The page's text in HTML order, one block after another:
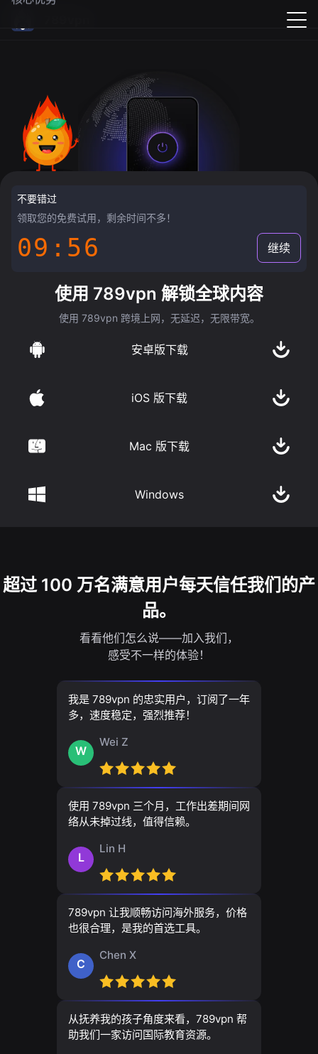
不要错过
领取您的免费试用，剩余时间不多！
09:55 继续
使用 789vpn 解锁全球内容
使用 789vpn 跨境上网，无延迟，无限带宽。
安卓版下载
iOS 版下载
Mac 版下载
Windows
超过 100 万名满意用户每天信任我们的产
品。
看看他们怎么说——加入我们，
感受不一样的体验！
我是 789vpn 的忠实用户，订阅了一年
多，速度稳定，强烈推荐！
W
Wei Z
使用 789vpn 三个月，工作出差期间网
络从未掉过线，值得信赖。
L
Lin H
789vpn 让我顺畅访问海外服务，价格
也很合理，是我的首选工具。
C
Chen X
从抚养我的孩子角度来看，789vpn 帮
助我们一家访问国际教育资源。